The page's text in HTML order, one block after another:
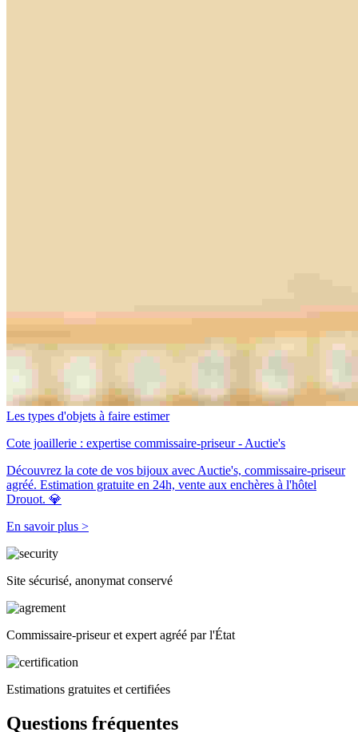
Les types d'objets à faire estimer
Cote joaillerie : expertise commissaire-priseur - Auctie's
Découvrez la cote de vos bijoux avec Auctie's, commissaire-priseur
agréé. Estimation gratuite en 24h, vente aux enchères à l'hôtel
Drouot. 💎
En savoir plus >
Site sécurisé, anonymat conservé
Commissaire-priseur et expert agréé par l'État
Estimations gratuites et certifiées
Questions fréquentes